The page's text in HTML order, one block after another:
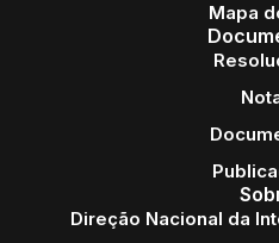
Mapa
Direção Nacional da